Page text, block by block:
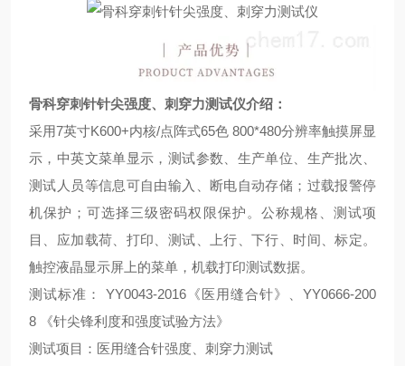
骨科穿刺针针尖强度、刺穿力测试仪介绍：
采用7英寸K600+内核/点阵式65色 800*480分辨率触摸屏显
示，中英文菜单显示，测试参数、生产单位、生产批次、
测试人员等信息可自由输入、断电自动存储；过载报警停
机保护；可选择三级密码权限保护。公称规格、测试项
目、应加载荷、打印、测试、上行、下行、时间、标定。
触控液晶显示屏上的菜单，机载打印测试数据。
测试标准：
YY0043-2016 《医用缝合针》、 YY0666-200
8
《针尖锋利度和强度试验方法》
测试项目：医用缝合针强度、刺穿力测试